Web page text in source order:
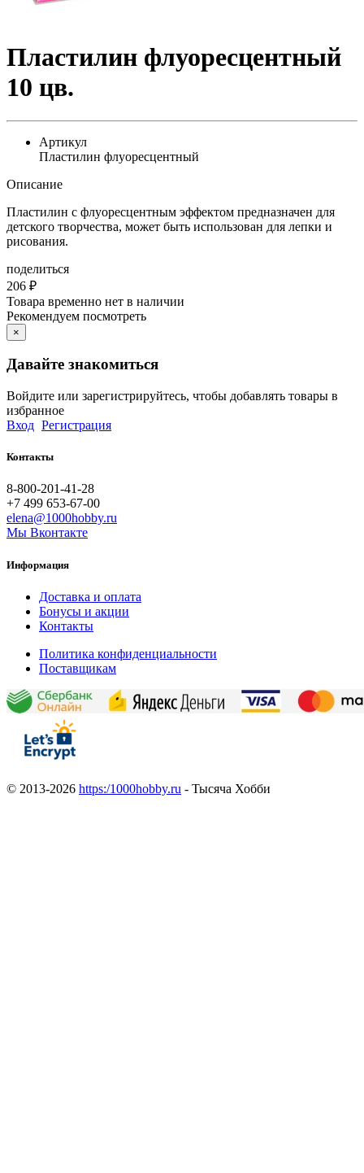
Пластилин флуоресцентный
10 цв.
Артикул
Пластилин флуоресцентный
Описание
Пластилин с флуоресцентным эффектом предназначен для
детского творчества, может быть использован для лепки и
рисования.
поделиться
206 ₽
Товара временно нет в наличии
Рекомендуем посмотреть
×
Давайте знакомиться
Войдите или зарегистрируйтесь, чтобы добавлять товары в
избранное
Вход Регистрация
Контакты
8-800-201-41-28
+7 499 653-67-00
elena@1000hobby.ru
Мы Вконтакте
Информация
Доставка и оплата
Бонусы и акции
Контакты
Политика конфиденциальности
Поставщикам
© 2013-2026 https:/1000hobby.ru - Тысяча Хобби